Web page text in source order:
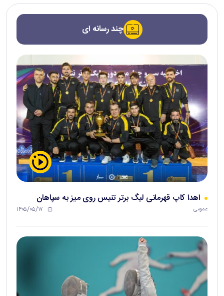
چند رسانه ای
اهدا کاپ قهرمانی لیگ برتر تنیس روی میز به سپاهان
عمومی ۱۴۰۵/۰۵/۱۷